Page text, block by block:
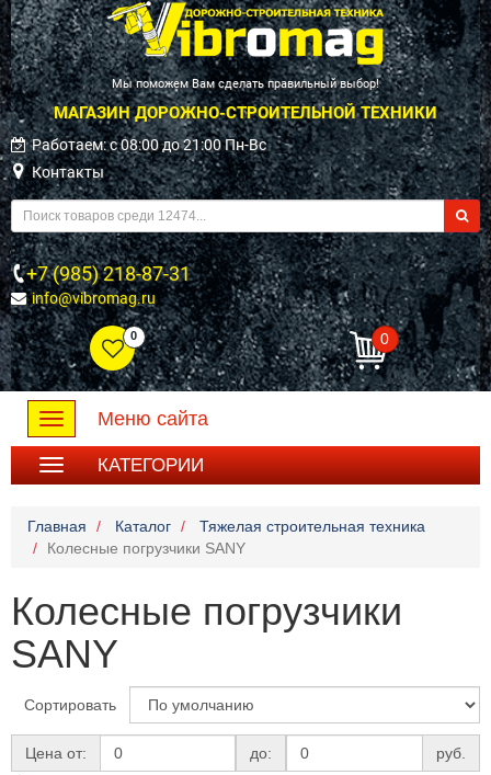
Мы поможем Вам сделать правильный выбор!
МАГАЗИН ДОРОЖНО-СТРОИТЕЛЬНОЙ ТЕХНИКИ
Работаем: c 08:00 до 21:00 Пн-Вс
Контакты
+7 (985) 218-87-31
info@vibromag.ru
0 0
Toggle
navigation
Меню сайта
КАТЕГОРИИ
Главная Каталог
Тяжелая строительная техника
Колесные погрузчики SANY
Колесные погрузчики
SANY
Сортировать
Цена от: до: руб.